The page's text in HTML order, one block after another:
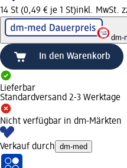
14 St (0,49 € je 1 St)inkl. MwSt.
dm-
In den Warenkorb
Lieferbar
Standardversand 2-3 Werktage
Nicht verfügbar in dm-Märkten
Verkauf durch dm-med